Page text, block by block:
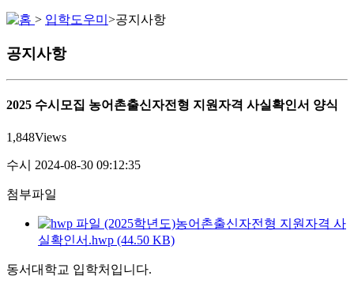
> 입학도우미 >공지사항
공지사항
2025 수시모집 농어촌출신자전형 지원자격 사실확인서 양식
1,848Views
수시 2024-08-30 09:12:35
첨부파일
(2025학년도)농어촌출신자전형 지원자격 사
실확인서.hwp (44.50 KB)
동서대학교 입학처입니다.